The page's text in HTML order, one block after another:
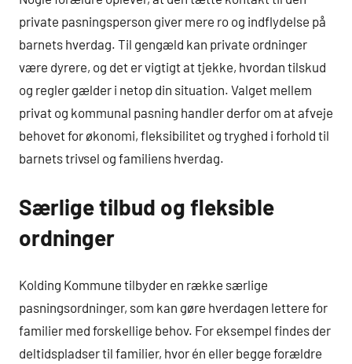
private pasningsperson giver mere ro og indflydelse på
barnets hverdag. Til gengæld kan private ordninger
være dyrere, og det er vigtigt at tjekke, hvordan tilskud
og regler gælder i netop din situation. Valget mellem
privat og kommunal pasning handler derfor om at afveje
behovet for økonomi, fleksibilitet og tryghed i forhold til
barnets trivsel og familiens hverdag.
Særlige tilbud og fleksible
ordninger
Kolding Kommune tilbyder en række særlige
pasningsordninger, som kan gøre hverdagen lettere for
familier med forskellige behov. For eksempel findes der
deltidspladser til familier, hvor én eller begge forældre